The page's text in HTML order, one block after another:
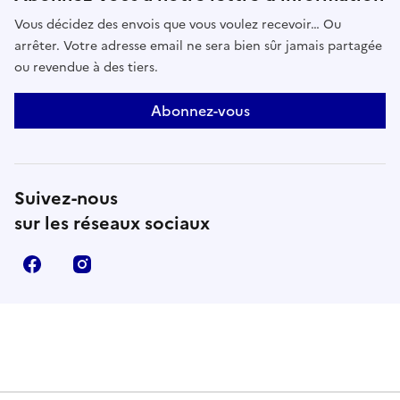
Réserver
Vous décidez des envois que vous voulez recevoir… Ou
arrêter. Votre adresse email ne sera bien sûr jamais partagée
ou revendue à des tiers.
Abonnez-vous
Suivez-nous
sur les réseaux sociaux
Facebook